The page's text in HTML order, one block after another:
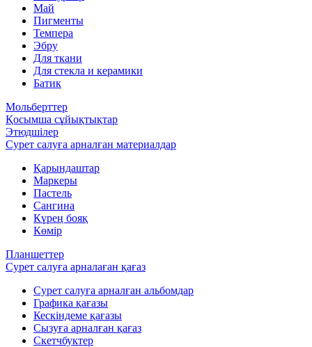
Май
Пигменты
Темпера
Эбру
Для ткани
Для стекла и керамики
Батик
Мольберттер
Қосымша сұйықтықтар
Этюдшілер
Сурет салуға арналған материалдар
Қарындаштар
Маркеры
Пастель
Сангина
Күрең бояқ
Көмір
Планшеттер
Сурет салуға арналаған қағаз
Сурет салуға арналған альбомдар
Графика қағазы
Кескіндеме қағазы
Сызуға арналған қағаз
Скетчбуктер